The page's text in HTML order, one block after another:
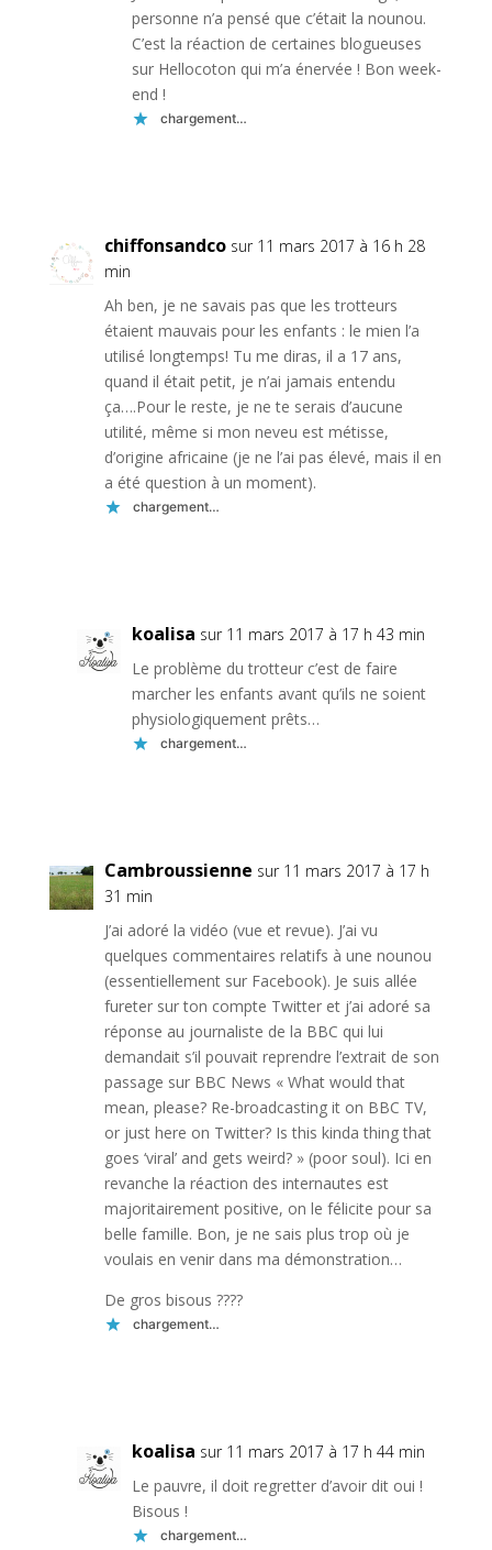
personne n’a pensé que c’était la nounou.
C’est la réaction de certaines blogueuses
sur Hellocoton qui m’a énervée ! Bon week-
end !
chargement…
chiffonsandco sur 11 mars 2017 à 16 h 28
min
Ah ben, je ne savais pas que les trotteurs
étaient mauvais pour les enfants : le mien l’a
utilisé longtemps! Tu me diras, il a 17 ans,
quand il était petit, je n’ai jamais entendu
ça….Pour le reste, je ne te serais d’aucune
utilité, même si mon neveu est métisse,
d’origine africaine (je ne l’ai pas élevé, mais il en
a été question à un moment).
chargement…
koalisa sur 11 mars 2017 à 17 h 43 min
Le problème du trotteur c’est de faire
marcher les enfants avant qu’ils ne soient
physiologiquement prêts…
chargement…
Cambroussienne sur 11 mars 2017 à 17 h
31 min
J’ai adoré la vidéo (vue et revue). J’ai vu
quelques commentaires relatifs à une nounou
(essentiellement sur Facebook). Je suis allée
fureter sur ton compte Twitter et j’ai adoré sa
réponse au journaliste de la BBC qui lui
demandait s’il pouvait reprendre l’extrait de son
passage sur BBC News « What would that
mean, please? Re-broadcasting it on BBC TV,
or just here on Twitter? Is this kinda thing that
goes ‘viral’ and gets weird? » (poor soul). Ici en
revanche la réaction des internautes est
majoritairement positive, on le félicite pour sa
belle famille. Bon, je ne sais plus trop où je
voulais en venir dans ma démonstration…
De gros bisous ????
chargement…
koalisa sur 11 mars 2017 à 17 h 44 min
Le pauvre, il doit regretter d’avoir dit oui !
Bisous !
chargement…